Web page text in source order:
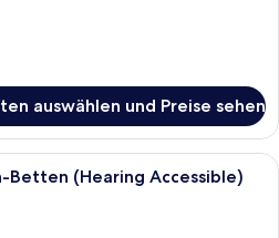
auswählen und Preise sehen
1 Schlafzimmer, Bettwäsche aus
Betten (Hearing Accessible)